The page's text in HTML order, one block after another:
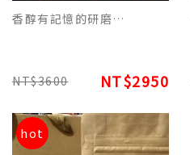
香醇有記憶的研磨濾掛咖啡買5盒送1盒平裝常客套組2950元(含稅)
NT$3600 NT$2950
hot